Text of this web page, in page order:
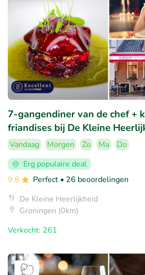
7-gangendiner van de chef +
friandises bij De Kleine
Vandaag Morgen Zo Ma
Do
Erg populaire deal
9.8
Perfect • 26 beoordelingen
De Kleine Heerlijkheid
Groningen (0km)
Verkocht: 261